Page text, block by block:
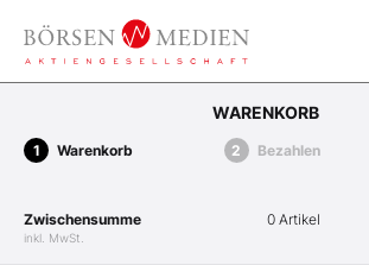
WARENKORB
Warenkorb Bezahlen
Zwischensumme
inkl. MwSt.
0 Artikel